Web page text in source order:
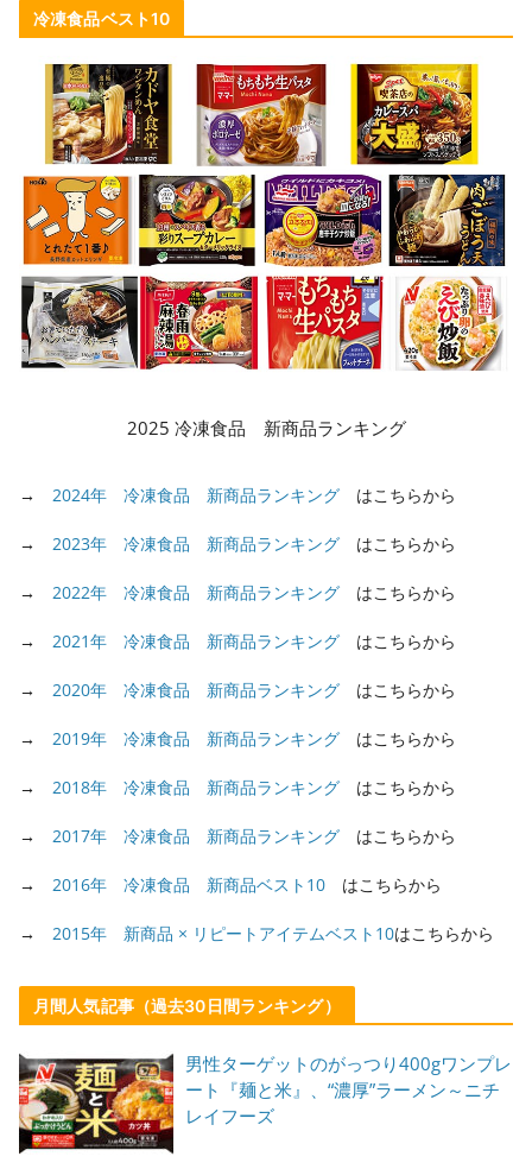
冷凍食品ベスト10
2025 冷凍食品 新商品ランキング
→ 2024年 冷凍食品 新商品ランキング はこちらから
→ 2023年 冷凍食品 新商品ランキング はこちらから
→ 2022年 冷凍食品 新商品ランキング はこちらから
→ 2021年 冷凍食品 新商品ランキング はこちらから
→ 2020年 冷凍食品 新商品ランキング はこちらから
→ 2019年 冷凍食品 新商品ランキング はこちらから
→ 2018年 冷凍食品 新商品ランキング はこちらから
→ 2017年 冷凍食品 新商品ランキング はこちらから
→ 2016年 冷凍食品 新商品ベスト10 はこちらから
→ 2015年 新商品 × リピートアイテムベスト10はこちらから
月間人気記事（過去30日間ランキング）
男性ターゲットのがっつり400gワンプレ
ート『麺と米』、“濃厚”ラーメン～ニチ
レイフーズ